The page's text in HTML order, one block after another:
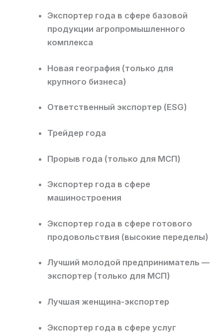
Экспортер года в сфере базовой
продукции агропромышленного
комплекса
Новая география (только для
крупного бизнеса)
Ответственный экспортер (ESG)
Трейдер года
Прорыв года (только для МСП)
Экспортер года в сфере
машиностроения
Экспортер года в сфере готового
продовольствия (высокие переделы)
Лучший молодой предприниматель —
экспортер (только для МСП)
Лучшая женщина-экспортер
Экспортер года в сфере услуг